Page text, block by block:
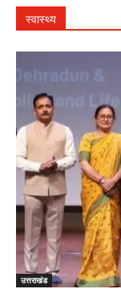
स्वास्थ्य
उत्तराखंड